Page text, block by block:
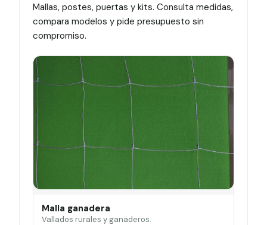
Mallas, postes, puertas y kits. Consulta medidas,
compara modelos y pide presupuesto sin
compromiso.
Malla ganadera
Vallados rurales y ganaderos.